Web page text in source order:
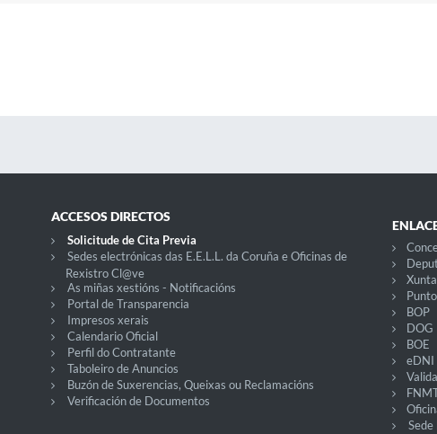
ACCESOS DIRECTOS
Solicitude de Cita Previa
Sedes electrónicas das E.E.L.L. da Coruña e Oficinas de
Rexistro Cl@ve
As miñas xestións - Notificacións
Portal de Transparencia
Impresos xerais
Calendario Oficial
Perfil do Contratante
Taboleiro de Anuncios
Buzón de Suxerencias, Queixas ou Reclamacións
Verificación de Documentos
BOP
DOG
BOE
eDNI